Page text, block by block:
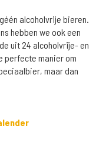
alcoholvrije bieren.
hebben we ook een
uit 24 alcoholvrije- en
perfecte manier om
maar dan